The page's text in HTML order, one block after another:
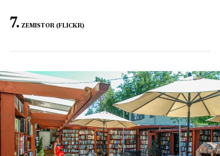
ZEMISTOR (FLICKR)